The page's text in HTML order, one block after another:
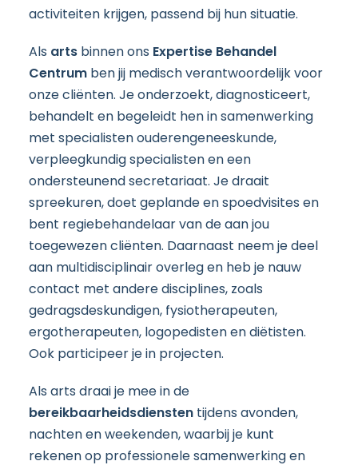
activiteiten krijgen, passend bij hun situatie.
Als arts binnen ons Expertise Behandel
Centrum ben jij medisch verantwoordelijk voor
onze cliënten. Je onderzoekt, diagnosticeert,
behandelt en begeleidt hen in samenwerking
met specialisten ouderengeneeskunde,
verpleegkundig specialisten en een
ondersteunend secretariaat. Je draait
spreekuren, doet geplande en spoedvisites en
bent regiebehandelaar van de aan jou
toegewezen cliënten. Daarnaast neem je deel
aan multidisciplinair overleg en heb je nauw
contact met andere disciplines, zoals
gedragsdeskundigen, fysiotherapeuten,
ergotherapeuten, logopedisten en diëtisten.
Ook participeer je in projecten.
Als arts draai je mee in de
bereikbaarheidsdiensten tijdens avonden,
nachten en weekenden, waarbij je kunt
rekenen op professionele samenwerking en